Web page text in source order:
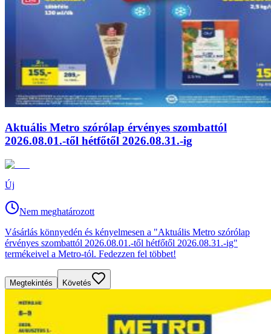
Aktuális Metro szórólap érvényes szombattól
2026.08.01.-től hétfőtől 2026.08.31.-ig
Új
Nem meghatározott
Vásárlás könnyedén és kényelmesen a "Aktuális Metro szórólap
érvényes szombattól 2026.08.01.-től hétfőtől 2026.08.31.-ig"
termékeivel a Metro-tól. Fedezzen fel többet!
Megtekintés Követés